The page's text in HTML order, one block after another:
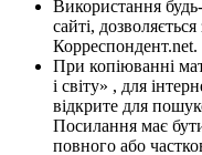
Використання
сайті,
Корреспондент.net.
При копіюванні
і світу» , для
відкрите для
Посилання має
повного або